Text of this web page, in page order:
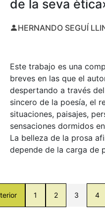
de la seva
HERNANDO SEGUÍ
Este trabajo es una
breves en las que el
despertando a través
sincero de la poesía, el
situaciones, paisajes,
sensaciones dormidos
La belleza de la prosa
depende de la carga de
1 2 3 4